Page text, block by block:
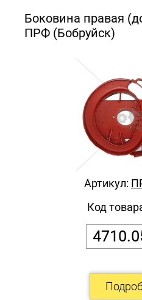
Боковина правая
ПРФ (Бобруйск)
Артикул:
Код